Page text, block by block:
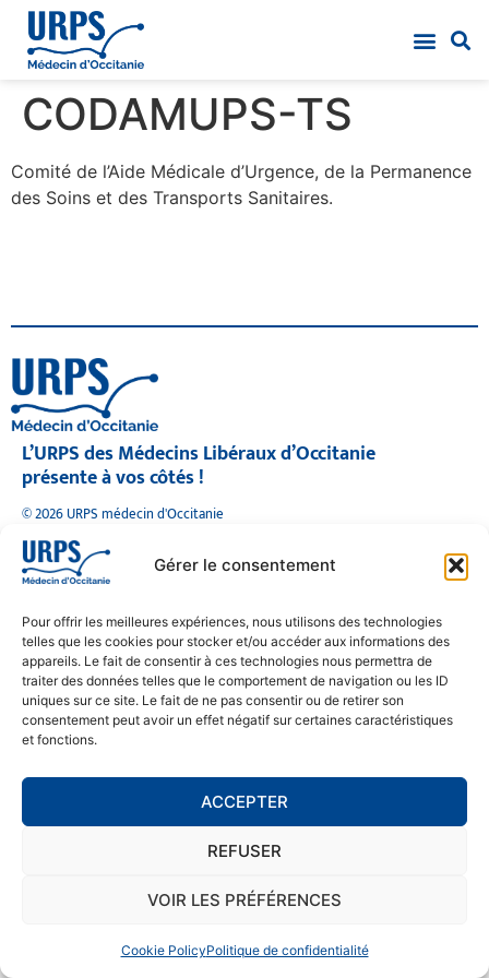
Gérer le consentement
Pour offrir les meilleures expériences, nous utilisons des technologies
telles que les cookies pour stocker et/ou accéder aux informations des
appareils. Le fait de consentir à ces technologies nous permettra de
traiter des données telles que le comportement de navigation ou les ID
uniques sur ce site. Le fait de ne pas consentir ou de retirer son
consentement peut avoir un effet négatif sur certaines caractéristiques
et fonctions.
ACCEPTER
REFUSER
VOIR LES PRÉFÉRENCES
Cookie PolicyPolitique de confidentialité
CODAMUPS-TS
Comité de l’Aide Médicale d’Urgence, de la Permanence
des Soins et des Transports Sanitaires.
L’URPS des Médecins Libéraux d’Occitanie
présente à vos côtés !
© 2026 URPS médecin d'Occitanie
Antenne régionale : 9 rue Matabiau, 31000 Toulouse
05 61 15 80 90
Accueil : Lundi au Vendredi | 08h30 – 17h30
CONTACT
MENTIONS LÉGALES
POLITIQUE DE CONFIDENTIALITÉ
COOKIE POLICY (EU)
SE RENDRE À L'URPS